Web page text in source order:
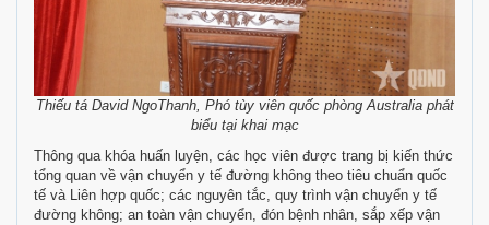
Thiếu tá David NgoThanh, Phó tùy viên quốc phòng Australia phát
biểu tại khai mạc
Thông qua khóa huấn luyện, các học viên được trang bị kiến thức
tổng quan về vận chuyển y tế đường không theo tiêu chuẩn quốc
tế và Liên hợp quốc; các nguyên tắc, quy trình vận chuyển y tế
đường không; an toàn vận chuyển, đón bệnh nhân, sắp xếp vận